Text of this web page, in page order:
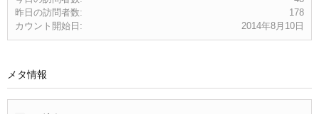
178
昨日の訪問者数:
2014年8月10日
カウント開始日:
メタ情報